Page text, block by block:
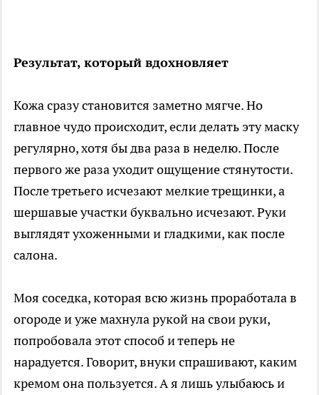
Результат, который вдохновляет
Кожа сразу становится заметно мягче. Но
главное чудо происходит, если делать эту маску
регулярно, хотя бы два раза в неделю. После
первого же раза уходит ощущение стянутости.
После третьего исчезают мелкие трещинки, а
шершавые участки буквально исчезают. Руки
выглядят ухоженными и гладкими, как после
салона.
Моя соседка, которая всю жизнь проработала в
огороде и уже махнула рукой на свои руки,
попробовала этот способ и теперь не
нарадуется. Говорит, внуки спрашивают, каким
кремом она пользуется. А я лишь улыбаюсь и